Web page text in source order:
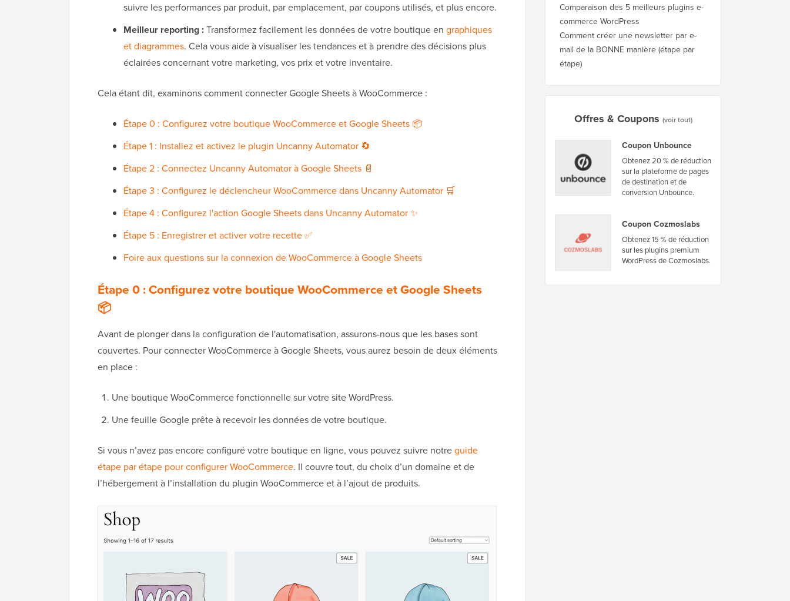
suivre les performances par produit, par emplacement, par coupons utilisés, et plus encore.
Meilleur reporting :Transformez facilement les données de votre boutique en graphiques
et diagrammes. Cela vous aide à visualiser les tendances et à prendre des décisions plus
éclairées concernant votre marketing, vos prix et votre inventaire.
Cela étant dit, examinons comment connecter Google Sheets à WooCommerce :
Étape 0 : Configurez votre boutique WooCommerce et Google Sheets 📦
Étape 1 : Installez et activez le plugin Uncanny Automator 🔄
Étape 2 : Connectez Uncanny Automator à Google Sheets 📄
Étape 3 : Configurez le déclencheur WooCommerce dans Uncanny Automator 🛒
Étape 4 : Configurez l'action Google Sheets dans Uncanny Automator ✨
Étape 5 : Enregistrer et activer votre recette ✅
Foire aux questions sur la connexion de WooCommerce à Google Sheets
Étape 0 : Configurez votre boutique WooCommerce et Google Sheets
📦
Avant de plonger dans la configuration de l'automatisation, assurons-nous que les bases sont
couvertes. Pour connecter WooCommerce à Google Sheets, vous aurez besoin de deux éléments
en place :
Une boutique WooCommerce fonctionnelle sur votre site WordPress.
Une feuille Google prête à recevoir les données de votre boutique.
Si vous n’avez pas encore configuré votre boutique en ligne, vous pouvez suivre notreguide
étape par étape pour configurer WooCommerce. Il couvre tout, du choix d’un domaine et de
l’hébergement à l’installation du plugin WooCommerce et à l’ajout de produits.
Comparaison des 5 meilleurs plugins e-
commerce WordPress
Comment créer une newsletter par e-
mail de la BONNE manière (étape par
étape)
Offres & Coupons (voir tout)
Coupon Unbounce
Obtenez 20 % de réduction
sur la plateforme de pages
de destination et de
conversion Unbounce.
Coupon Cozmoslabs
Obtenez 15 % de réduction
sur les plugins premium
WordPress de Cozmoslabs.